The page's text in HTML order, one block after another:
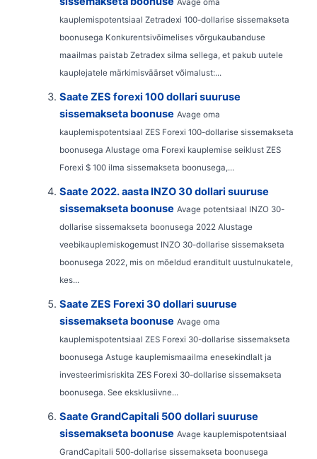
Avage oma
kauplemispotentsiaal Zetradexi 100-dollarise sissemakseta
boonusega Konkurentsivõimelises võrgukaubanduse
maailmas paistab Zetradex silma sellega, et pakub uutele
kauplejatele märkimisväärset võimalust:...
Saate ZES forexi 100 dollari suuruse
sissemakseta boonuse Avage oma
kauplemispotentsiaal ZES Forexi 100-dollarise sissemakseta
boonusega Alustage oma Forexi kauplemise seiklust ZES
Forexi $ 100 ilma sissemakseta boonusega,...
Saate 2022. aasta INZO 30 dollari suuruse
sissemakseta boonuse Avage potentsiaal INZO 30-
dollarise sissemakseta boonusega 2022 Alustage
veebikauplemiskogemust INZO 30-dollarise sissemakseta
boonusega 2022, mis on mõeldud eranditult uustulnukatele,
kes...
Saate ZES Forexi 30 dollari suuruse
sissemakseta boonuse Avage oma
kauplemispotentsiaal ZES Forexi 30-dollarise sissemakseta
boonusega Astuge kauplemismaailma enesekindlalt ja
investeerimisriskita ZES Forexi 30-dollarise sissemakseta
boonusega. See eksklusiivne...
Saate GrandCapitali 500 dollari suuruse
sissemakseta boonuse Avage kauplemispotentsiaal
GrandCapitali 500-dollarise sissemakseta boonusega